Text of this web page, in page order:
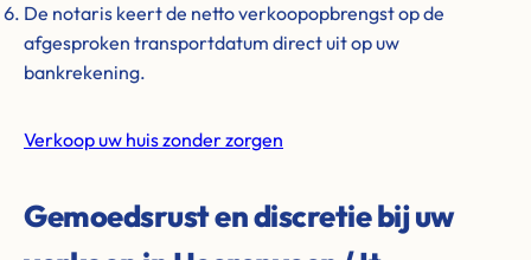
De notaris keert de netto verkoopopbrengst op de
afgesproken transportdatum direct uit op uw
bankrekening.
Verkoop uw huis zonder zorgen
Gemoedsrust en discretie bij uw